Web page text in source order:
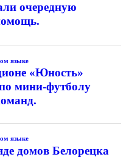
очередную
языке
«Юность»
мини-футболу
языке
домов Белорецка